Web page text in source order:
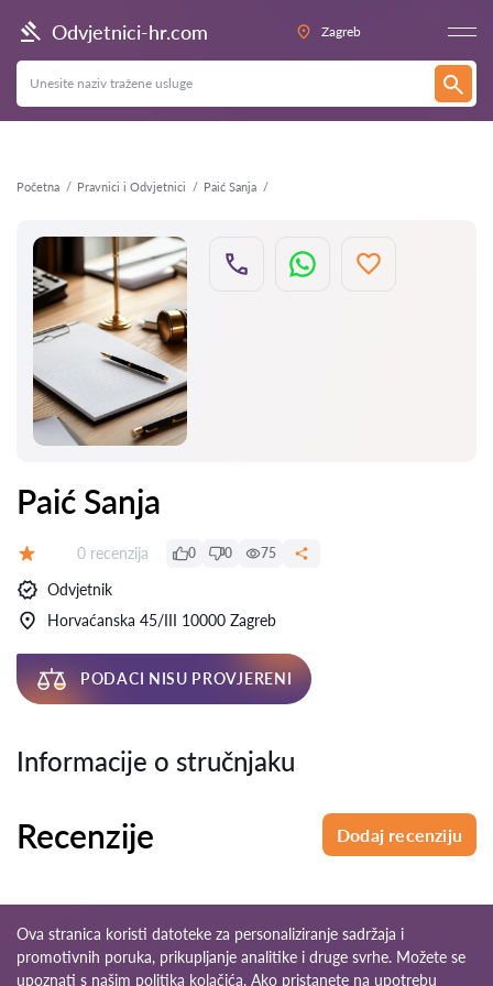
Odvjetnici-hr.com Zagreb
Početna Pravnici i Odvjetnici Paić Sanja
Natrag
Paić Sanja
Recenzija:
0 recenzija 0 0 75
Odvjetnik
Horvaćanska 45/III 10000 Zagreb
PODACI NISU PROVJERENI
Informacije o stručnjaku
Recenzije Dodaj recenziju
Ova stranica koristi datoteke za personaliziranje sadržaja i
promotivnih poruka, prikupljanje analitike i druge svrhe. Možete se
upoznati s našim politika kolačića. Ako pristanete na upotrebu